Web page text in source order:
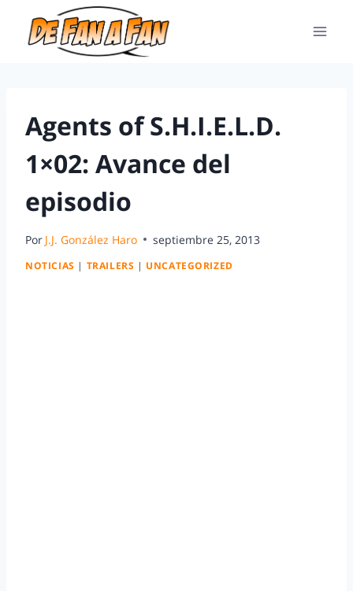
Agents of S.H.I.E.L.D.
1×02: Avance del
episodio
Por J.J. González Haro septiembre 25, 2013
NOTICIAS | TRAILERS | UNCATEGORIZED